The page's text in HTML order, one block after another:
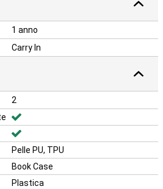
1 anno
Carry In
2
Pelle PU, TPU
Book Case
Plastica